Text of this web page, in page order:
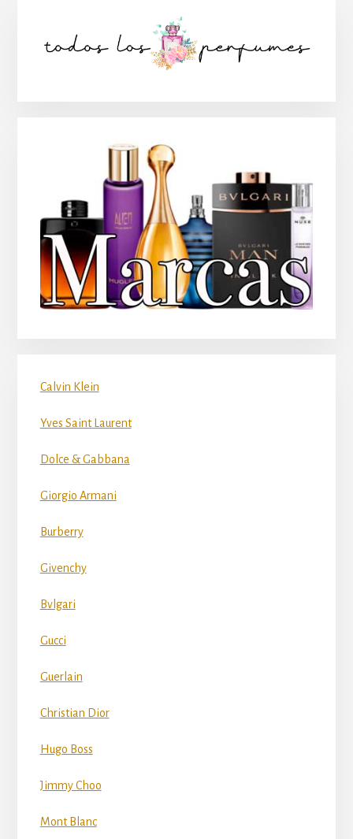
lateral
Calvin Klein
Yves Saint Laurent
Dolce & Gabbana
Giorgio Armani
Burberry
Givenchy
Bvlgari
Gucci
Guerlain
Christian Dior
Hugo Boss
Jimmy Choo
Mont Blanc